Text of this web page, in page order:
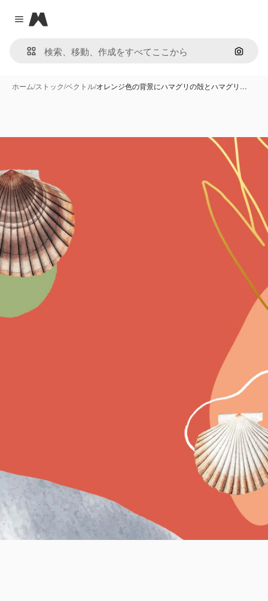
Close menu
Magnific
画像で
ホーム/ストック/ベクトル/オレンジ色の背景にハマグリの殻とハマグリ…